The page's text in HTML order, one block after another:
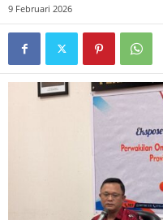
9 Februari 2026